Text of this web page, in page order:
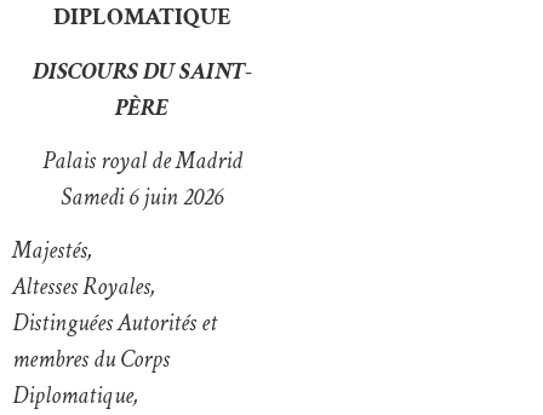
DIPLOMATIQUE
DISCOURS DU SAINT-
PÈRE
Palais royal de Madrid
Samedi 6 juin 2026
Majestés,
Altesses Royales,
Distinguées Autorités et
membres du Corps
Diplomatique,